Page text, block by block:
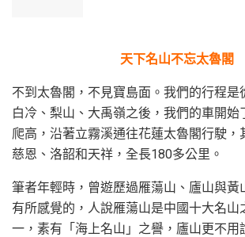
天下名山不忘太魯閣
不到太魯閣，不見寶島面。我們的行程是
白冷、梨山、大禹嶺之後，我們的車開始
爬高，沿著立霧溪通往花蓮太魯閣行駛，
慈恩、洛韶和天祥，全長180多公里。
筆者年輕時，曾遊歷過雁蕩山、廬山與黃
有所感覺的，人說雁蕩山是中國十大名山
一，素有「海上名山」之譽，廬山更不用